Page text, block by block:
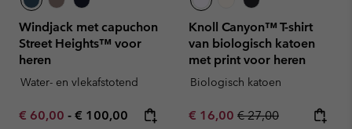
Windjack met capuchon
Street Heights™ voor
heren
Water- en vlekafstotend
Minimum sale price:
€ 60,00 - Maximum price:
€ 100,00
Knoll Canyon™ T-shirt
van biologisch katoen
met print voor heren
Biologisch katoen
Sale price:
€ 16,00 Regular price:
€ 27,00